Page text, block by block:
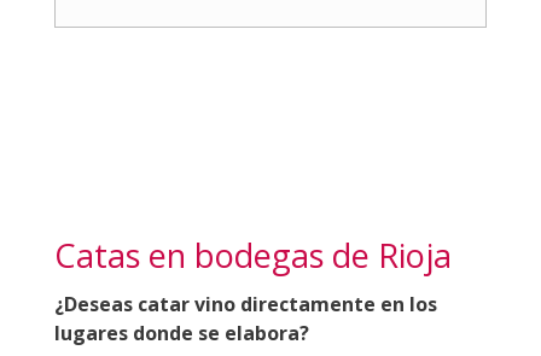
Catas en bodegas de Rioja
¿Deseas catar vino directamente en los
lugares donde se elabora?